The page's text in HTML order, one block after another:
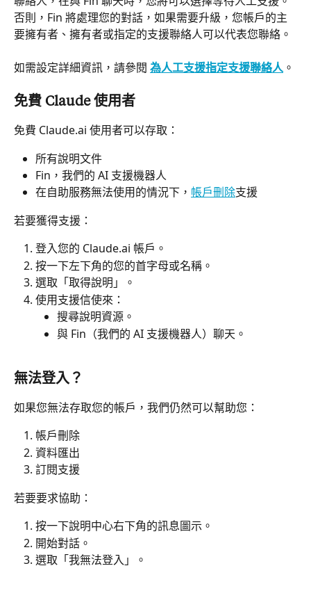
否則，Fin 將處理您的對話，如果需要升級，您帳戶的主
要擁有者、擁有者或指定的支援聯絡人可以代表您聯絡。
如需設定詳細資訊，請參閱 為人工支援指定支援聯絡人。
免費 Claude 使用者
免費 Claude.ai 使用者可以存取：
所有說明文件
Fin，我們的 AI 支援機器人
在自助服務無法使用的情況下， 帳戶刪除支援
若要獲得支援：
登入您的 Claude.ai 帳戶。
按一下左下角的您的首字母或名稱。
選取「取得說明」。
使用支援信使來：
搜尋說明資源。
與 Fin（我們的 AI 支援機器人）聊天。
無法登入？
如果您無法存取您的帳戶，我們仍然可以幫助您：
帳戶刪除
資料匯出
訂閱支援
若要要求協助：
按一下說明中心右下角的訊息圖示。
開始對話。
選取「我無法登入」。